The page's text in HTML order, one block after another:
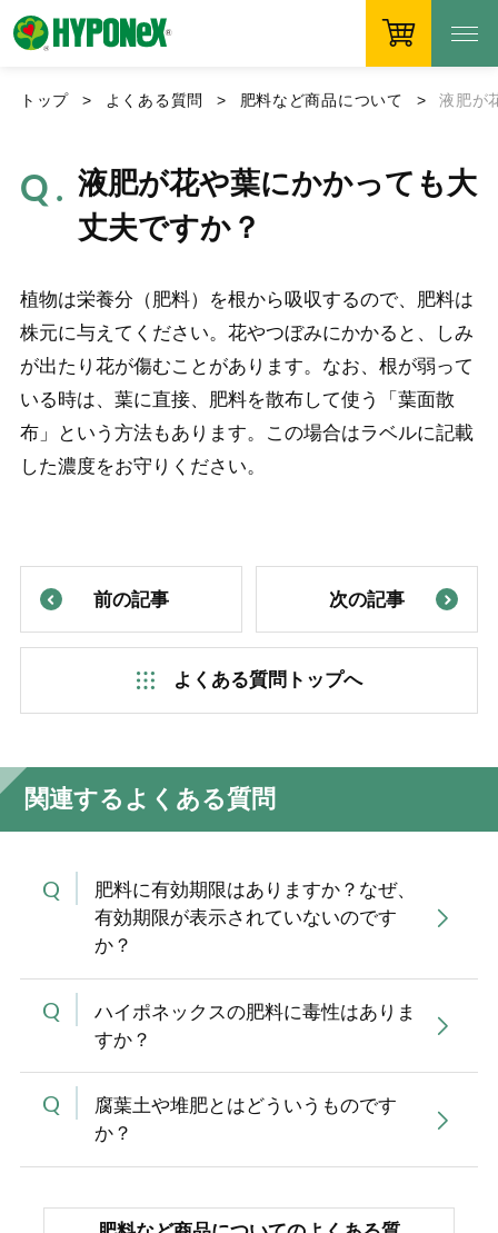
トップ よくある質問 肥料など商品について 液肥が
液肥が花や葉にかかっても大
丈夫ですか？
植物は栄養分（肥料）を根から吸収するので、肥料は
株元に与えてください。花やつぼみにかかると、しみ
が出たり花が傷むことがあります。なお、根が弱って
いる時は、葉に直接、肥料を散布して使う「葉面散
布」という方法もあります。この場合はラベルに記載
した濃度をお守りください。
前の記事
よくある質問トップへ
次の記事
関連するよくある質問
肥料に有効期限はありますか？なぜ、
有効期限が表示されていないのです
か？
ハイポネックスの肥料に毒性はありま
すか？
腐葉土や堆肥とはどういうものです
か？